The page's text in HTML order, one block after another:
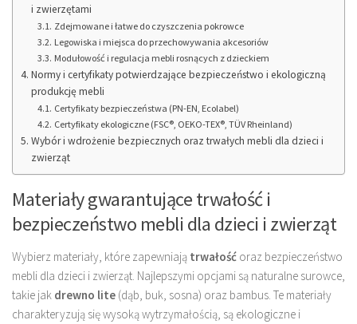
i zwierzętami
Zdejmowane i łatwe do czyszczenia pokrowce
Legowiska i miejsca do przechowywania akcesoriów
Modułowość i regulacja mebli rosnących z dzieckiem
Normy i certyfikaty potwierdzające bezpieczeństwo i ekologiczną
produkcję mebli
Certyfikaty bezpieczeństwa (PN-EN, Ecolabel)
Certyfikaty ekologiczne (FSC®, OEKO-TEX®, TÜV Rheinland)
Wybór i wdrożenie bezpiecznych oraz trwałych mebli dla dzieci i
zwierząt
Materiały gwarantujące trwałość i
bezpieczeństwo mebli dla dzieci i zwierząt
Wybierz materiały, które zapewniają trwałość oraz bezpieczeństwo
mebli dla dzieci i zwierząt. Najlepszymi opcjami są naturalne surowce,
takie jak drewno lite (dąb, buk, sosna) oraz bambus. Te materiały
charakteryzują się wysoką wytrzymałością, są ekologiczne i